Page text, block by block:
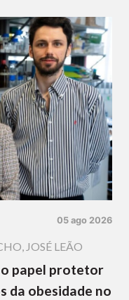
05 ago 2026
, JOSÉ LEÃO
papel protetor
da obesidade no